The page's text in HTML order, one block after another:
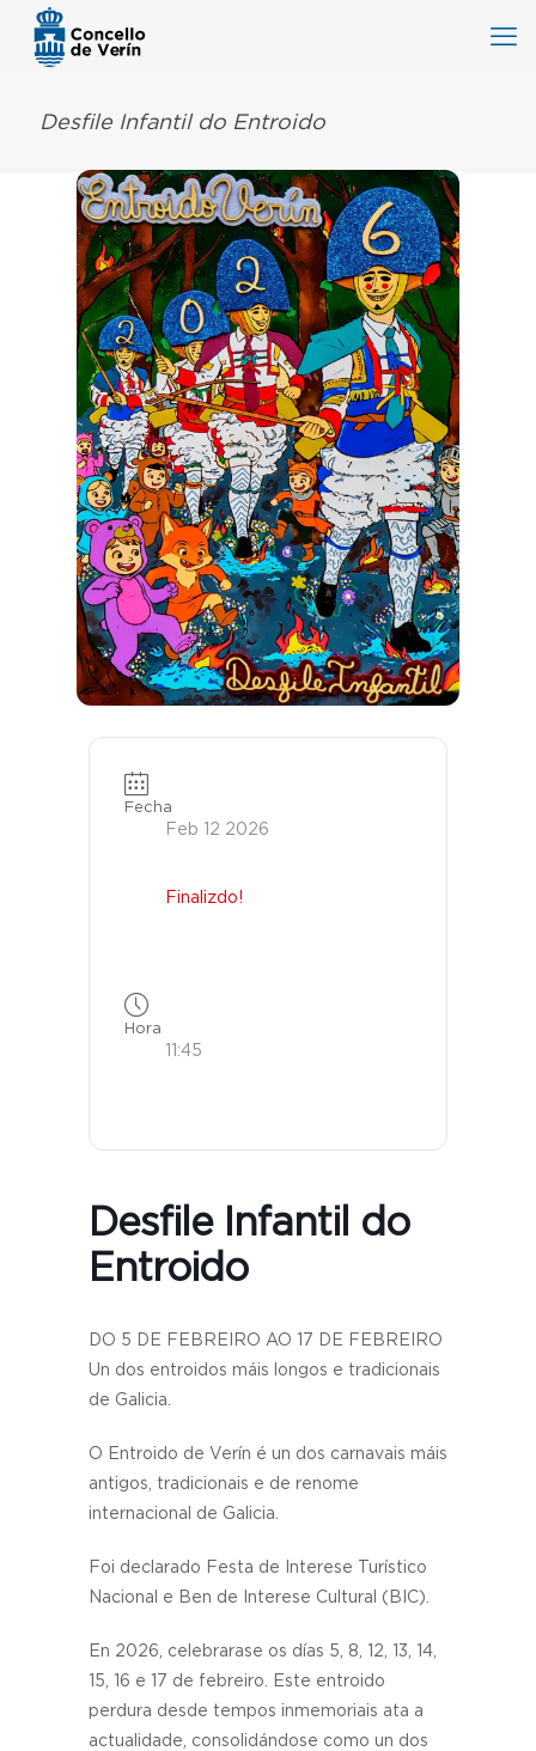
Desfile Infantil do Entroido
Fecha
Feb 12 2026
Finalizdo!
Hora
11:45
Desfile Infantil do
Entroido
DO 5 DE FEBREIRO AO 17 DE FEBREIRO
Un dos entroidos máis longos e tradicionais
de Galicia.
O Entroido de Verín é un dos carnavais máis
antigos, tradicionais e de renome
internacional de Galicia.
Foi declarado Festa de Interese Turístico
Nacional e Ben de Interese Cultural (BIC).
En 2026, celebrarase os días 5, 8, 12, 13, 14,
15, 16 e 17 de febreiro. Este entroido
perdura desde tempos inmemoriais ata a
actualidade, consolidándose como un dos